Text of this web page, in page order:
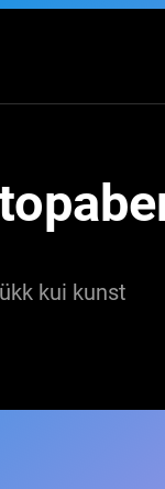
kui kunst